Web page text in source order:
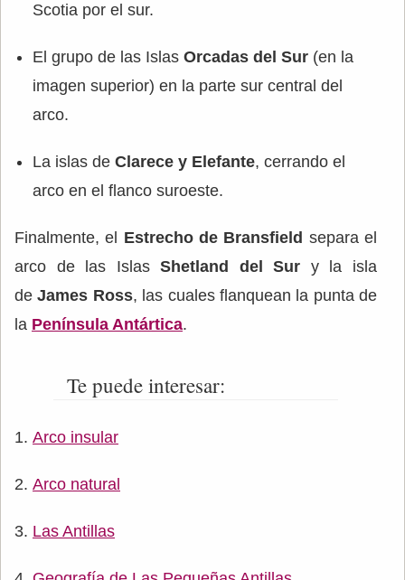
Scotia por el sur.
El grupo de las Islas Orcadas del Sur (en la
imagen superior) en la parte sur central del
arco.
La islas de Clarece y Elefante, cerrando el
arco en el flanco suroeste.
Finalmente, el Estrecho de Bransfield separa el
arco de las IslasShetland del Sur y la isla
deJames Ross, las cuales flanquean la punta de
la Península Antártica.
Te puede interesar:
Arco insular
Arco natural
Las Antillas